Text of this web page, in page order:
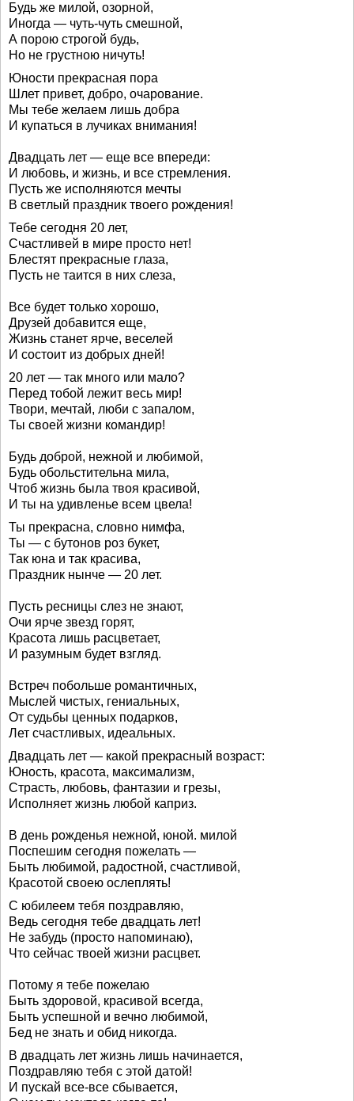
Будь же милой, озорной,
Иногда — чуть-чуть смешной,
А порою строгой будь,
Но не грустною ничуть!
Юности прекрасная пора
Шлет привет, добро, очарование.
Мы тебе желаем лишь добра
И купаться в лучиках внимания!
Двадцать лет — еще все впереди:
И любовь, и жизнь, и все стремления.
Пусть же исполняются мечты
В светлый праздник твоего рождения!
Тебе сегодня 20 лет,
Счастливей в мире просто нет!
Блестят прекрасные глаза,
Пусть не таится в них слеза,
Все будет только хорошо,
Друзей добавится еще,
Жизнь станет ярче, веселей
И состоит из добрых дней!
20 лет — так много или мало?
Перед тобой лежит весь мир!
Твори, мечтай, люби с запалом,
Ты своей жизни командир!
Будь доброй, нежной и любимой,
Будь обольстительна мила,
Чтоб жизнь была твоя красивой,
И ты на удивленье всем цвела!
Ты прекрасна, словно нимфа,
Ты — с бутонов роз букет,
Так юна и так красива,
Праздник нынче — 20 лет.
Пусть ресницы слез не знают,
Очи ярче звезд горят,
Красота лишь расцветает,
И разумным будет взгляд.
Встреч побольше романтичных,
Мыслей чистых, гениальных,
От судьбы ценных подарков,
Лет счастливых, идеальных.
Двадцать лет — какой прекрасный возраст:
Юность, красота, максимализм,
Страсть, любовь, фантазии и грезы,
Исполняет жизнь любой каприз.
В день рожденья нежной, юной. милой
Поспешим сегодня пожелать —
Быть любимой, радостной, счастливой,
Красотой своею ослеплять!
С юбилеем тебя поздравляю,
Ведь сегодня тебе двадцать лет!
Не забудь (просто напоминаю),
Что сейчас твоей жизни расцвет.
Потому я тебе пожелаю
Быть здоровой, красивой всегда,
Быть успешной и вечно любимой,
Бед не знать и обид никогда.
В двадцать лет жизнь лишь начинается,
Поздравляю тебя с этой датой!
И пускай все-все сбывается,